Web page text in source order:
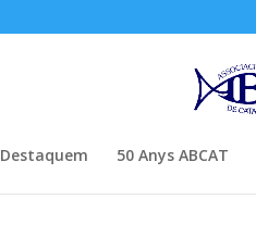
Destaquem 50 Anys ABCAT